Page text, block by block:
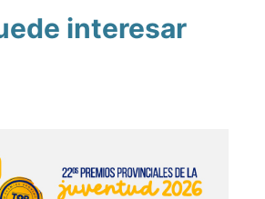
interesar